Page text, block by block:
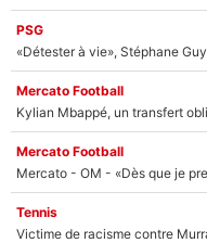
PSG
«Détester à vie», Stéphane
Mercato Football
Kylian Mbappé, un transfert
Mercato Football
Tennis